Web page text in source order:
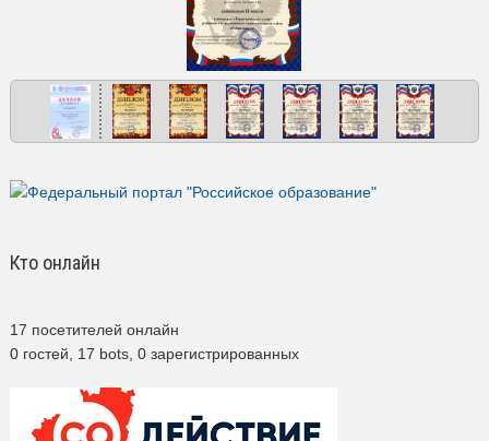
Кто онлайн
17 посетителей онлайн
0 гостей,
17 bots, 0 зарегистрированных